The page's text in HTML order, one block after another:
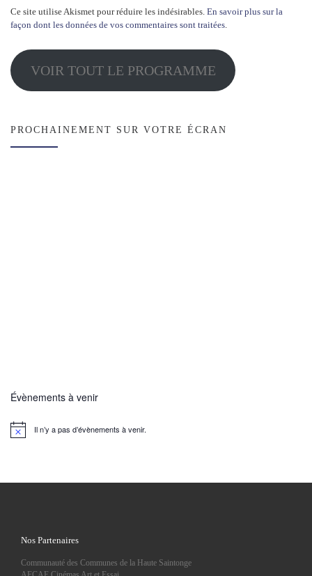
Ce site utilise Akismet pour réduire les indésirables. En savoir plus sur la
façon dont les données de vos commentaires sont traitées
VOIR TOUT LE PROGRAMME
PROCHAINEMENT SUR VOTRE ÉCRAN
Évènements à venir
e
Il n’y a pas d’évènements à venir.
Nos Partenaires
Communauté des Communes de la Haute Saintonge